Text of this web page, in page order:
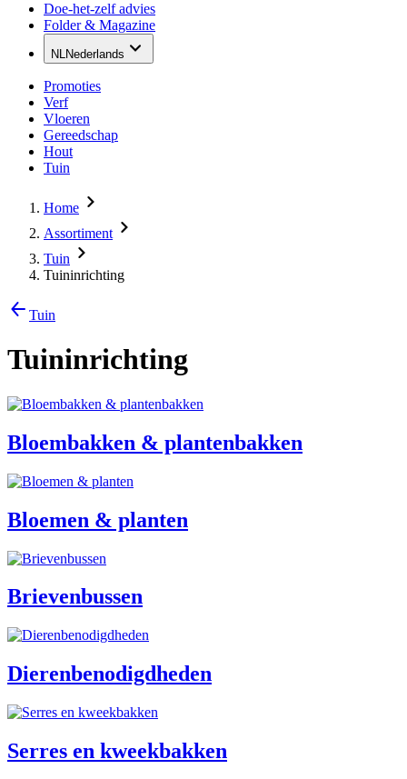
Doe-het-zelf advies
Folder & Magazine
NLNederlands
Promoties
Verf
Vloeren
Gereedschap
Hout
Tuin
Home
Assortiment
Tuin
Tuininrichting
Tuin
Tuininrichting
Bloembakken & plantenbakken
Bloemen & planten
Brievenbussen
Dierenbenodigdheden
Serres en kweekbakken